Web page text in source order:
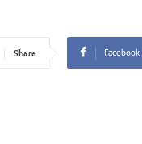
Share Facebook